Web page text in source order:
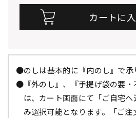
●のしは基本的に『内のし』で承
●『外のし』、『手提げ袋の要・
は、カート画面にて「ご自宅
み選択可能となります。「ご